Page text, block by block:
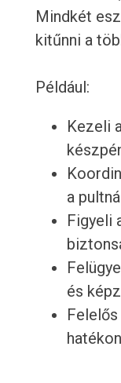
Mindkét
kitűnni a
Például:
Kezeli
a
Figyeli
és